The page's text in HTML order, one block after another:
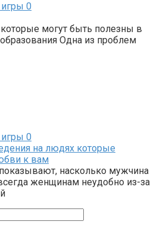
0
могут быть полезны в
Одна из проблем
0
на людях которые
к вам
насколько мужчина
женщинам неудобно из-за